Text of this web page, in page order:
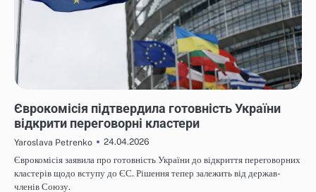
Єврокомісія підтвердила готовність України
відкрити переговорні кластери
Yaroslava Petrenko
24.04.2026
Єврокомісія заявила про готовність України до відкриття переговорних
кластерів щодо вступу до ЄС. Рішення тепер залежить від держав-
членів Союзу.